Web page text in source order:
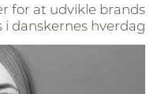
for at udvikle brands
danskernes hverdag